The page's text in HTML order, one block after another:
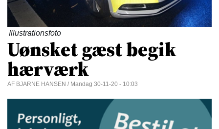
Illustrationsfoto
Uønsket gæst begik
hærværk
AF BJARNE HANSEN / Mandag 30-11-20 - 10:03